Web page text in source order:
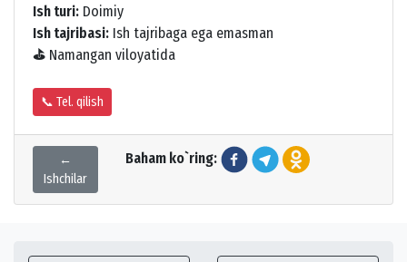
Ish turi: Doimiy
Ish tajribasi: Ish tajribaga ega emasman
⛳ Namangan viloyatida
📞 Tel. qilish
←
Ishchilar
Baham ko`ring: